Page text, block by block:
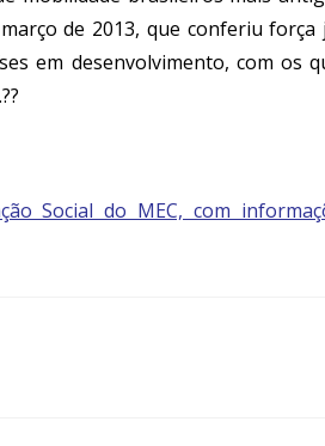
de 2013, que conferiu
em desenvolvimento, com os
Social do MEC, com